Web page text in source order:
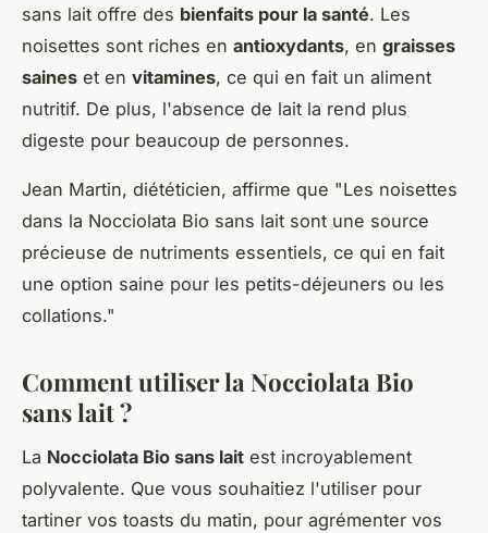
sans lait offre des bienfaits pour la santé. Les
noisettes sont riches en antioxydants, en graisses
saines et en vitamines, ce qui en fait un aliment
nutritif. De plus, l'absence de lait la rend plus
digeste pour beaucoup de personnes.
Jean Martin, diététicien, affirme que "Les noisettes
dans la Nocciolata Bio sans lait sont une source
précieuse de nutriments essentiels, ce qui en fait
une option saine pour les petits-déjeuners ou les
collations."
Comment utiliser la Nocciolata Bio
sans lait ?
La Nocciolata Bio sans lait est incroyablement
polyvalente. Que vous souhaitiez l'utiliser pour
tartiner vos toasts du matin, pour agrémenter vos